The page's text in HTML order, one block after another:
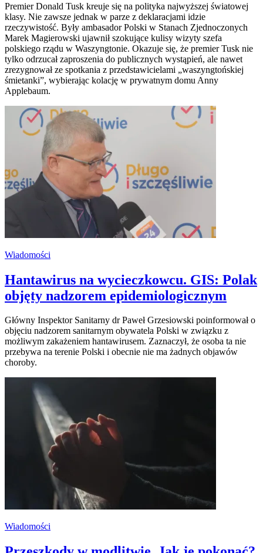
Premier Donald Tusk kreuje się na polityka najwyższej światowej
klasy. Nie zawsze jednak w parze z deklaracjami idzie
rzeczywistość. Były ambasador Polski w Stanach Zjednoczonych
Marek Magierowski ujawnił szokujące kulisy wizyty szefa
polskiego rządu w Waszyngtonie. Okazuje się, że premier Tusk nie
tylko odrzucał zaproszenia do publicznych wystąpień, ale nawet
zrezygnował ze spotkania z przedstawicielami „waszyngtońskiej
śmietanki”, wybierając kolację w prywatnym domu Anny
Applebaum.
Wiadomości
Hantawirus na wycieczkowcu. GIS: Polak
objęty nadzorem epidemiologicznym
Główny Inspektor Sanitarny dr Paweł Grzesiowski poinformował o
objęciu nadzorem sanitarnym obywatela Polski w związku z
możliwym zakażeniem hantawirusem. Zaznaczył, że osoba ta nie
przebywa na terenie Polski i obecnie nie ma żadnych objawów
choroby.
Wiadomości